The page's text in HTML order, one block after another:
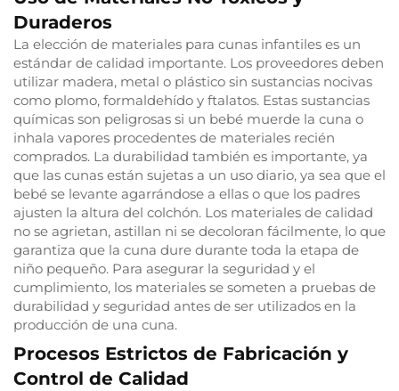
Duraderos
La elección de materiales para cunas infantiles es un
estándar de calidad importante. Los proveedores deben
utilizar madera, metal o plástico sin sustancias nocivas
como plomo, formaldehído y ftalatos. Estas sustancias
químicas son peligrosas si un bebé muerde la cuna o
inhala vapores procedentes de materiales recién
comprados. La durabilidad también es importante, ya
que las cunas están sujetas a un uso diario, ya sea que el
bebé se levante agarrándose a ellas o que los padres
ajusten la altura del colchón. Los materiales de calidad
no se agrietan, astillan ni se decoloran fácilmente, lo que
garantiza que la cuna dure durante toda la etapa de
niño pequeño. Para asegurar la seguridad y el
cumplimiento, los materiales se someten a pruebas de
durabilidad y seguridad antes de ser utilizados en la
producción de una cuna.
Procesos Estrictos de Fabricación y
Control de Calidad